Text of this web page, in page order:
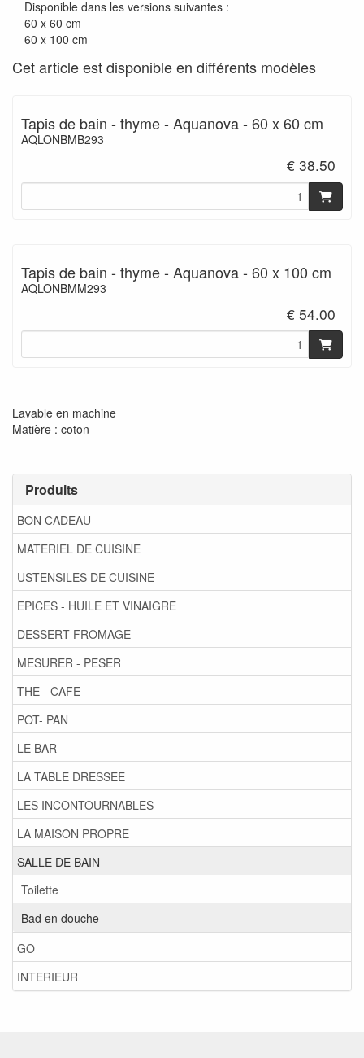
Produits
BON CADEAU
MATERIEL DE CUISINE
USTENSILES DE CUISINE
EPICES - HUILE ET VINAIGRE
DESSERT-FROMAGE
MESURER - PESER
THE - CAFE
POT- PAN
LE BAR
LA TABLE DRESSEE
LES INCONTOURNABLES
LA MAISON PROPRE
SALLE DE BAIN
Toilette
Bad en douche
GO
INTERIEUR
Disponible dans les versions suivantes :
60 x 60 cm
60 x 100 cm
Cet article est disponible en différents modèles
Tapis de bain - thyme - Aquanova - 60 x 60 cm
AQLONBMB293
€ 38.50
Tapis de bain - thyme - Aquanova - 60 x 100 cm
AQLONBMM293
€ 54.00
Lavable en machine
Matière : coton